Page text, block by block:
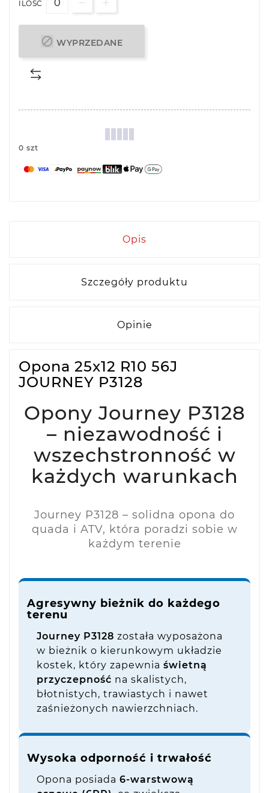
ILOŚĆ
 WYPRZEDANE
0 szt
Opis
Szczegóły produktu
Opinie
Opona 25x12 R10 56J
JOURNEY P3128
Opony Journey P3128
– niezawodność i
wszechstronność w
każdych warunkach
Journey P3128 – solidna opona do
quada i ATV, która poradzi sobie w
każdym terenie
Agresywny bieżnik do każdego
terenu
Journey P3128 została wyposażona
w bieżnik o kierunkowym układzie
kostek, który zapewnia świetną
przyczepność na skalistych,
błotnistych, trawiastych i nawet
zaśnieżonych nawierzchniach.
Wysoka odporność i trwałość
Opona posiada 6-warstwową